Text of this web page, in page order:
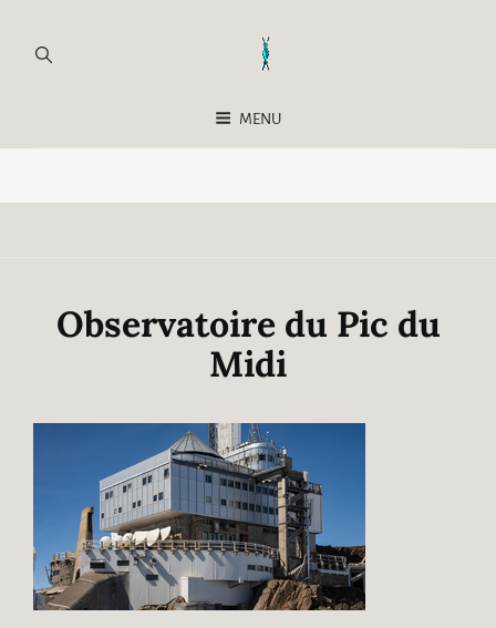
MENU
Observatoire du Pic du
Midi